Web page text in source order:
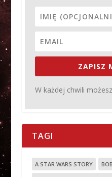
ZAPISZ
W każdej chwili
TAGI
A STAR WARS STORY